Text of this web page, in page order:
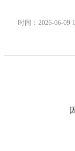
时间：2026-06-09